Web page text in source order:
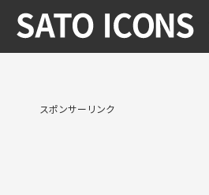
スポンサーリンク